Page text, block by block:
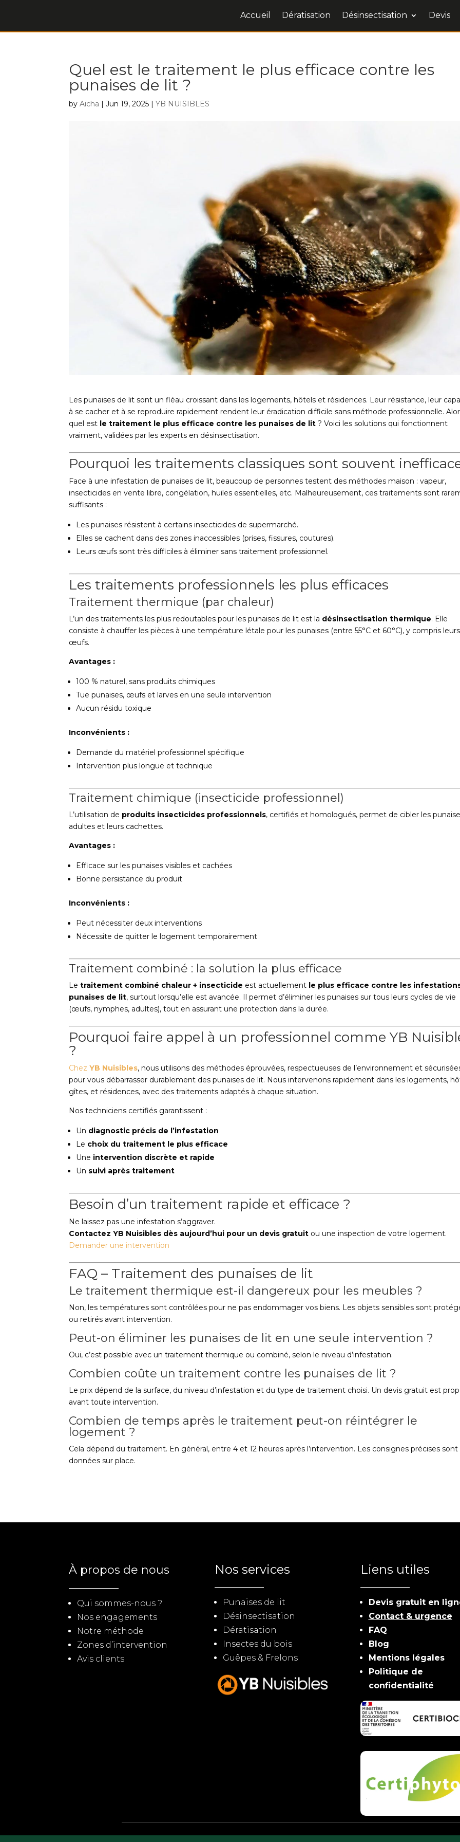
Accueil Dératisation Désinsectisation Devis
Quel est le traitement le plus efficace contre les
punaises de lit ?
byAïcha |Jun 19, 2025 |YB NUISIBLES
Les punaises de lit sont un fléau croissant dans les logements, hôtels et résidences. Leur résistance, leur
à se cacher et à se reproduire rapidement rendent leur éradication difficile sans méthode professionnelle.
quel est le traitement le plus efficace contre les punaises de lit ? Voici les solutions qui fonctionnent
vraiment, validées par les experts en désinsectisation.
Pourquoi les traitements classiques sont souvent
Face à une infestation de punaises de lit, beaucoup de personnes testent des méthodes maison : vapeur,
insecticides en vente libre, congélation, huiles essentielles, etc. Malheureusement, ces traitements sont
suffisants :
Les punaises résistent à certains insecticides de supermarché.
Elles se cachent dans des zones inaccessibles (prises, fissures, coutures).
Leurs œufs sont très difficiles à éliminer sans traitement professionnel.
Les traitements professionnels les plus efficaces
Traitement thermique (par chaleur)
L’un des traitements les plus redoutables pour les punaises de lit est la désinsectisation thermique. Elle
consiste à chauffer les pièces à une température létale pour les punaises (entre 55°C et 60°C), y compris leurs
œufs.
Avantages :
100 % naturel, sans produits chimiques
Tue punaises, œufs et larves en une seule intervention
Aucun résidu toxique
Inconvénients :
Demande du matériel professionnel spécifique
Intervention plus longue et technique
Traitement chimique (insecticide professionnel)
L’utilisation de produits insecticides professionnels, certifiés et homologués, permet de cibler les
adultes et leurs cachettes.
Avantages :
Efficace sur les punaises visibles et cachées
Bonne persistance du produit
Inconvénients :
Peut nécessiter deux interventions
Nécessite de quitter le logement temporairement
Traitement combiné : la solution la plus efficace
Letraitement combiné chaleur + insecticide est actuellement le plus efficace contre les
punaises de lit, surtout lorsqu’elle est avancée. Il permet d’éliminer les punaises sur tous leurs cycles de vie
(œufs, nymphes, adultes), tout en assurant une protection dans la durée.
Pourquoi faire appel à un professionnel comme YB
?
ChezYB Nuisibles, nous utilisons des méthodes éprouvées, respectueuses de l’environnement et
pour vous débarrasser durablement des punaises de lit. Nous intervenons rapidement dans les logements,
gîtes, et résidences, avec des traitements adaptés à chaque situation.
Nos techniciens certifiés garantissent :
Un diagnostic précis de l’infestation
Le choix du traitement le plus efficace
Une intervention discrète et rapide
Un suivi après traitement
Besoin d’un traitement rapide et efficace ?
Ne laissez pas une infestation s’aggraver.
Contactez YB Nuisibles dès aujourd’hui pour un devis gratuit ou une inspection de votre logement.
Demander une intervention
FAQ – Traitement des punaises de lit
Le traitement thermique est-il dangereux pour les meubles ?
Non, les températures sont contrôlées pour ne pas endommager vos biens. Les objets sensibles sont
ou retirés avant intervention.
Peut-on éliminer les punaises de lit en une seule intervention ?
Oui, c’est possible avec un traitement thermique ou combiné, selon le niveau d’infestation.
Combien coûte un traitement contre les punaises de lit ?
Le prix dépend de la surface, du niveau d’infestation et du type de traitement choisi. Un devis gratuit est
avant toute intervention.
Combien de temps après le traitement peut-on réintégrer le
logement ?
Cela dépend du traitement. En général, entre 4 et 12 heures après l’intervention. Les consignes précises sont
données sur place.
À propos de nous
Qui sommes-nous ?
Nos engagements
Notre méthode
Zones d’intervention
Avis clients
Nos services
Punaises de lit
Désinsectisation
Dératisation
Insectes du bois
Guêpes & Frelons
Liens utiles
Devis gratuit en
Contact & urgence
FAQ
Blog
Mentions légales
Politique de
confidentialité